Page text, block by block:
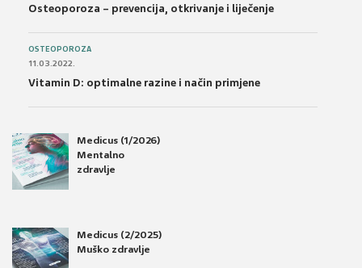
Osteoporoza – prevencija, otkrivanje i liječenje
OSTEOPOROZA
11.03.2022.
Vitamin D: optimalne razine i način primjene
Medicus (1/2026)
Mentalno
zdravlje
Medicus (2/2025)
Muško zdravlje